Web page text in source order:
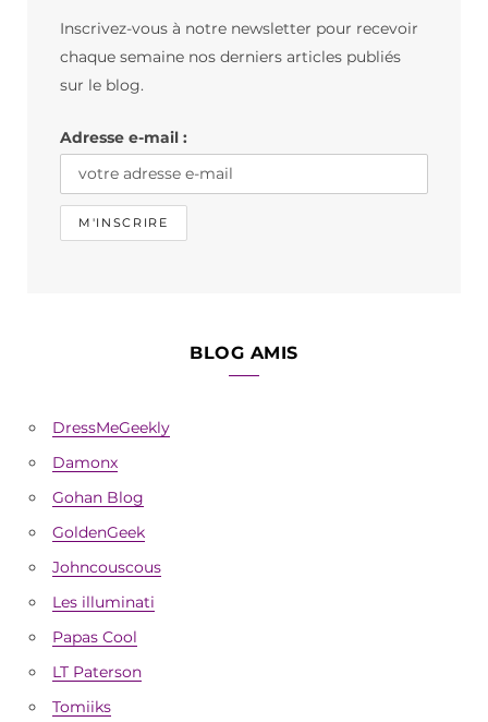
m
Inscrivez-vous à notre newsletter pour recevoir
chaque semaine nos derniers articles publiés
sur le blog.
Adresse e-mail :
BLOG AMIS
DressMeGeekly
Damonx
Gohan Blog
GoldenGeek
Johncouscous
Les illuminati
Papas Cool
LT Paterson
Tomiiks